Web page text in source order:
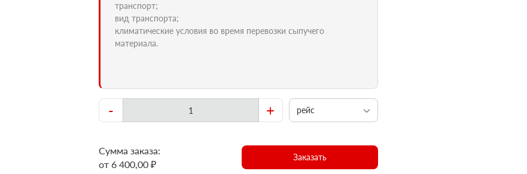
транспорт;
вид транспорта;
климатические условия во время перевозки сыпучего
материала.
- + рейс
Сумма заказа:
от 6 400,00 ₽
Заказать